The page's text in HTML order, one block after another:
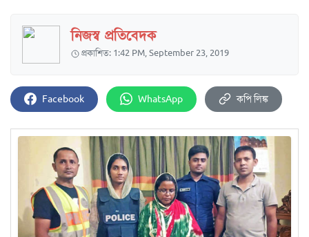
নিজস্ব প্রতিবেদক
প্রকাশিত: 1:42 PM, September 23, 2019
Facebook WhatsApp কপি লিঙ্ক